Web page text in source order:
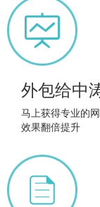
外包给中
马上获得专业的
效果翻倍提升